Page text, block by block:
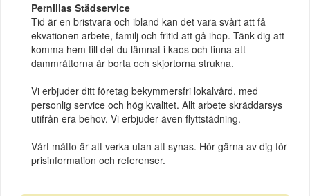
Pernillas Städservice
Tid är en bristvara och ibland kan det vara svårt att få
ekvationen arbete, familj och fritid att gå ihop. Tänk dig att
komma hem till det du lämnat i kaos och finna att
dammråttorna är borta och skjortorna strukna.
Vi erbjuder ditt företag bekymmersfri lokalvård, med
personlig service och hög kvalitet. Allt arbete skräddarsys
utifrån era behov. Vi erbjuder även flyttstädning.
Vårt måtto är att verka utan att synas. Hör gärna av dig för
prisinformation och referenser.